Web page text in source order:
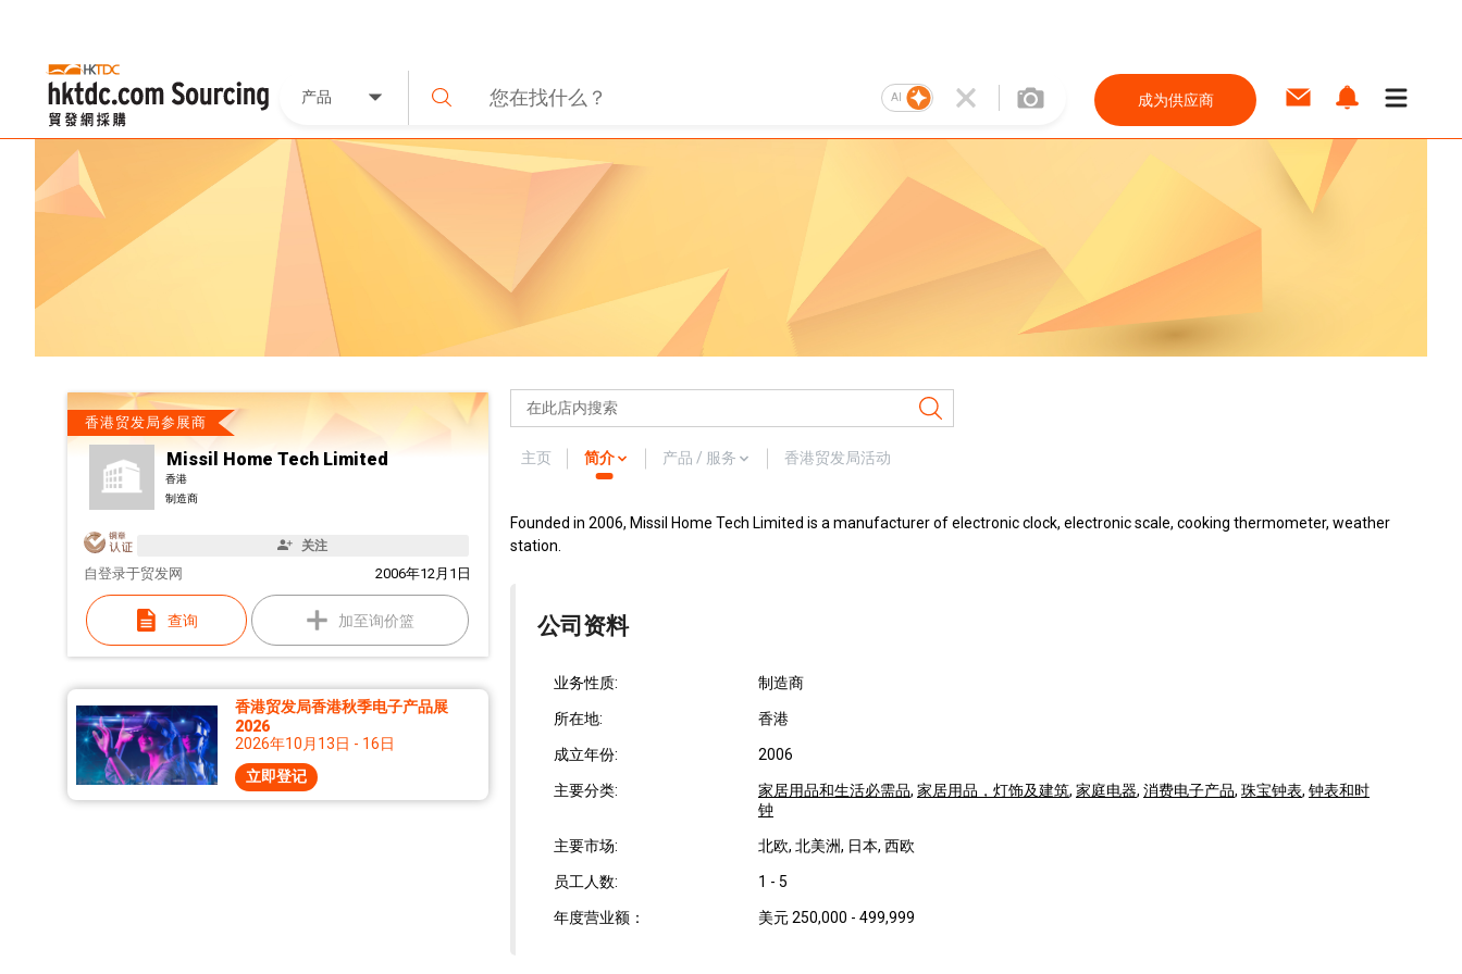
产品 AI 成为供应商
香港贸发局参展商
Missil Home Tech Limited
香港
制造商
关注
自 2006年12月1日
登录于贸发网
查询 加至询价篮
香港贸发局香港秋季电子产品展
2026
2026年10月13日 - 16日
立即登记
主页 简介 产品 / 服务 香港贸发局活动
Founded in 2006, Missil Home Tech Limited is a manufacturer of electronic clock, electronic scale, cooking thermometer, weather
station.
公司资料
业务性质: 制造商
所在地: 香港
成立年份: 2006
主要分类: 家居用品和生活必需品, 家居用品，灯饰及建筑, 家庭电器, 消费电子产品, 珠宝钟表, 钟表和时
钟
主要市场: 北欧, 北美洲, 日本, 西欧
员工人数: 1 - 5
年度营业额： 美元 250,000 - 499,999